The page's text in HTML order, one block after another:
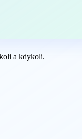
a kdykoli.